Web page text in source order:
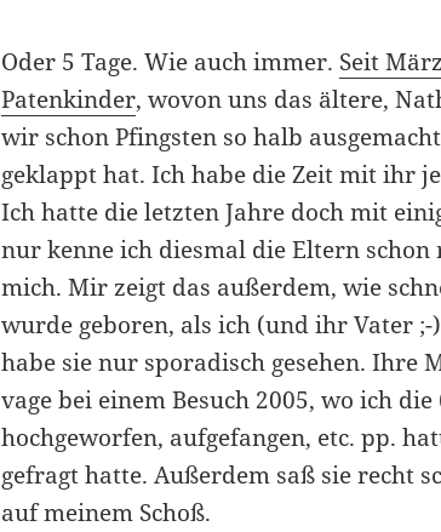
Oder 5 Tage. Wie auch immer. Seit
Patenkinder, wovon uns das ältere,
wir schon Pfingsten so halb
geklappt hat. Ich habe die Zeit mit ihr
Ich hatte die letzten Jahre doch mit
nur kenne ich diesmal die Eltern
mich. Mir zeigt das außerdem, wie
wurde geboren, als ich (und ihr Vater
habe sie nur sporadisch gesehen.
vage bei einem Besuch 2005, wo ich
hochgeworfen, aufgefangen, etc. pp.
gefragt hatte. Außerdem saß sie recht
auf meinem Schoß.